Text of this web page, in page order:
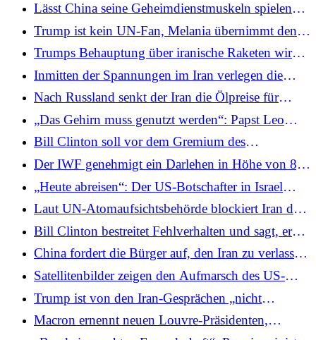
verhaftet Verdächtigen
Lässt China seine Geheimdienstmuskeln spielen?
Die Verfolgung von US-Militärbewegungen in der
Nähe des Iran durch ein privates Unternehmen
erregt scharfe Kritik
Trump ist kein UN-Fan, Melania übernimmt den
Vorsitz im Sicherheitsrat – eine weltweite Premiere
für die Ehefrau eines Weltführers
Trumps Behauptung über iranische Raketen wird
vom amerikanischen Geheimdienst nicht
unterstützt: Quellen
Inmitten der Spannungen im Iran verlegen die
USA den Flugzeugträger Gerald R. Ford von
Griechenland nach Israel
Nach Russland senkt der Iran die Ölpreise für
China, da eine US-Bedrohung droht
„Das Gehirn muss genutzt werden“: Papst Leo
warnt Priester vor dem Einsatz von KI beim
Verfassen von Predigten
Bill Clinton soll vor dem Gremium des
Repräsentantenhauses über Epstein-Beziehungen
aussagen
Der IWF genehmigt ein Darlehen in Höhe von 8,1
Milliarden US-Dollar an die Ukraine, 1,5
Milliarden US-Dollar sollen angesichts des EU-
Hilfsstreits sofort freigegeben werden
„Heute abreisen“: Der US-Botschafter in Israel
sendet eine dringende Nachricht an das
Missionspersonal, da ein möglicher Angriff auf
den Iran bevorsteht
Laut UN-Atomaufsichtsbehörde blockiert Iran den
Zugang zu bombardierten Atomstandorten
Bill Clinton bestreitet Fehlverhalten und sagt, er
habe nichts von den Verbrechen Jeffrey Epsteins
gewusst
China fordert die Bürger auf, den Iran zu verlassen,
und erhöht angesichts der zunehmenden
Spannungen die Wachsamkeit in Israel
Satellitenbilder zeigen den Aufmarsch des US-
Militärs auf dem saudischen Luftwaffenstützpunkt
inmitten der Spannungen im Iran
Trump ist von den Iran-Gesprächen „nicht
begeistert“ und sagt, es gebe keine endgültige
Entscheidung über einen Militärschlag
Macron ernennt neuen Louvre-Präsidenten,
nachdem Laurence des Cars wegen spektakulärem